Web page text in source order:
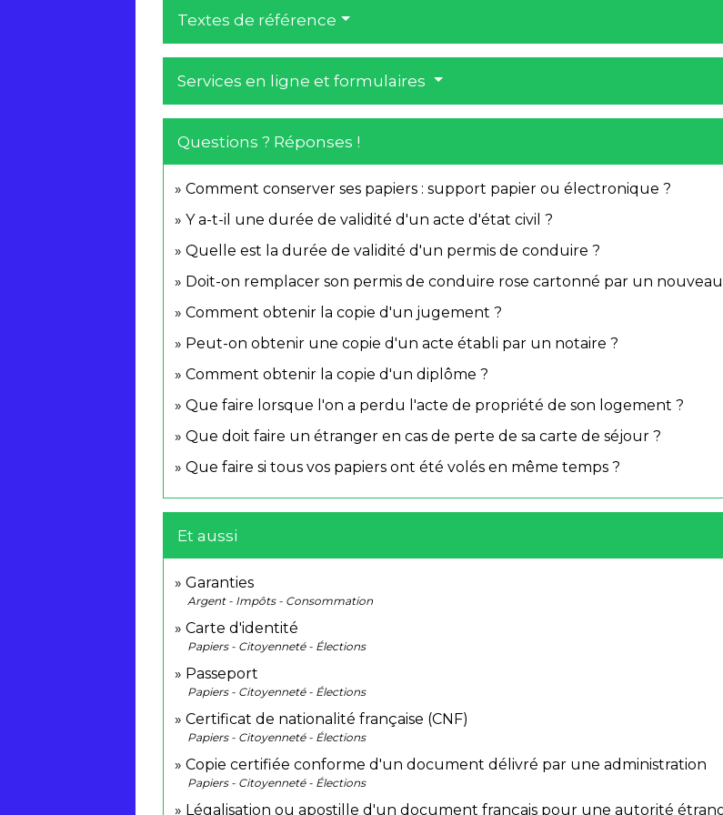
Textes de référence
Services en ligne et formulaires
Questions ? Réponses !
Comment conserver ses papiers : support papier ou électronique ?
Y a-t-il une durée de validité d'un acte d'état civil ?
Quelle est la durée de validité d'un permis de conduire ?
Doit-on remplacer son permis de conduire rose cartonné par un
Comment obtenir la copie d'un jugement ?
Peut-on obtenir une copie d'un acte établi par un notaire ?
Comment obtenir la copie d'un diplôme ?
Que faire lorsque l'on a perdu l'acte de propriété de son logement ?
Que doit faire un étranger en cas de perte de sa carte de séjour ?
Que faire si tous vos papiers ont été volés en même temps ?
Et aussi
Garanties
Argent - Impôts - Consommation
Carte d'identité
Papiers - Citoyenneté - Élections
Passeport
Papiers - Citoyenneté - Élections
Certificat de nationalité française (CNF)
Papiers - Citoyenneté - Élections
Copie certifiée conforme d'un document délivré par une administration
Papiers - Citoyenneté - Élections
Légalisation ou apostille d'un document français pour une autorité